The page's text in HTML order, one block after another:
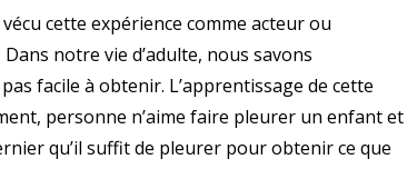
cette expérience comme acteur ou
notre vie d’adulte, nous savons
facile à obtenir. L’apprentissage de cette
personne n’aime faire pleurer un enfant et
qu’il suffit de pleurer pour obtenir ce que